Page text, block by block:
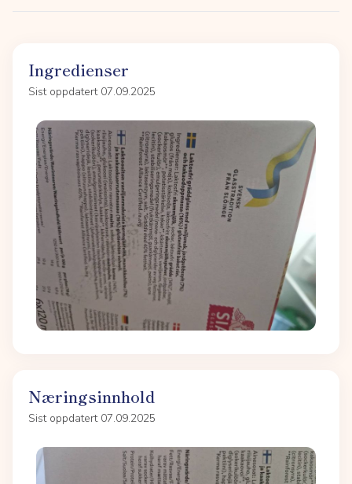
Ingredienser
Sist oppdatert 07.09.2025
Næringsinnhold
Sist oppdatert 07.09.2025